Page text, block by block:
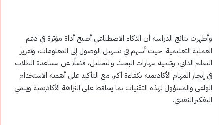
وأظهرت نتائج الدراسة أن الذكاء الاصطناعي أصبح أداة مؤثرة في دعم
العملية التعليمية، حيث أسهم في تسهيل الوصول إلى المعلومات، وتعزيز
التعلم الذاتي، وتنمية مهارات البحث والتحليل، فضلًا عن مساعدة الطلاب
في إنجاز المهام الأكاديمية بكفاءة أكبر، مع التأكيد على أهمية الاستخدام
الواعي والمسؤول لهذه التقنيات بما يحافظ على النزاهة الأكاديمية وينمي
التفكير النقدي.